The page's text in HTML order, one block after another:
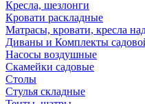
Кресла, шезлонги
Кровати раскладные
Матрасы, кровати, кресла
Диваны и Комплекты
Насосы воздушные
Скамейки садовые
Столы
Стулья складные